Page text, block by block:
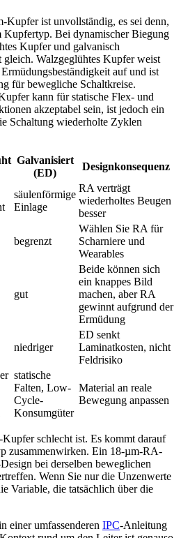
Kupfer ist unvollständig, es sei denn,
Kupfertyp. Bei dynamischer Biegung
Kupfer und galvanisch
gleich. Walzgeglühtes Kupfer weist
auf und ist
für bewegliche Schaltkreise.
kann für statische Flex- und
akzeptabel sein, ist jedoch ein
Schaltung wiederholte Zyklen
Galvanisiert
(ED)
Designkonsequenz
säulenförmige
Einlage
RA verträgt
wiederholtes Beugen
besser
begrenzt
Wählen Sie RA für
Scharniere und
Wearables
gut
Beide können sich
ein knappes Bild
machen, aber RA
gewinnt aufgrund der
Ermüdung
niedriger
ED senkt
Laminatkosten, nicht
Feldrisiko
statische
Falten, Low-
Cycle-
Konsumgüter
Material an reale
Bewegung anpassen
schlecht ist. Es kommt darauf
zusammenwirken. Ein 18-µm-RA-
bei derselben beweglichen
Wenn Sie nur die Unzenwerte
Variable, die tatsächlich über die
einer umfassenderen IPC-Anleitung